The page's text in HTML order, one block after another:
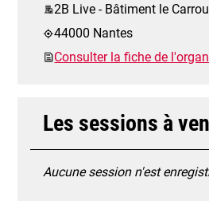
2B Live - Bâtiment le
44000 Nantes
Consulter la fiche de
Les sessions à
Aucune session n'est